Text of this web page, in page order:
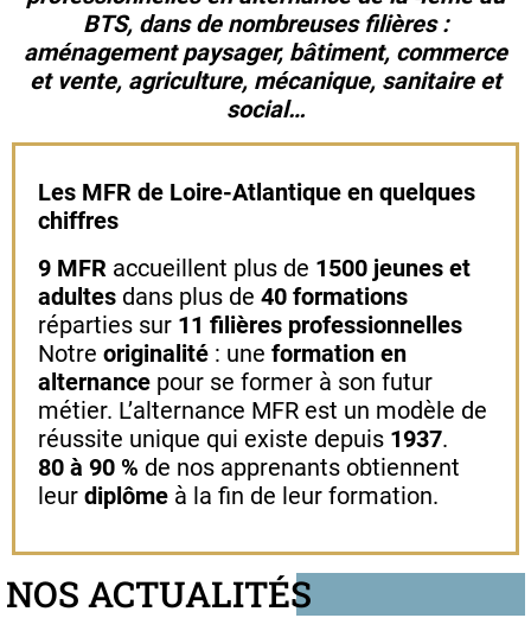
BTS, dans de nombreuses filières :
aménagement paysager, bâtiment, commerce
et vente, agriculture, mécanique, sanitaire et
social…
Les MFR de Loire-Atlantique en quelques
chiffres
9 MFR accueillent plus de 1500 jeunes et
adultes dans plus de 40 formations
réparties sur 11 filières professionnelles
Notre originalité : une formation en
alternance pour se former à son futur
métier. L’alternance MFR est un modèle de
réussite unique qui existe depuis 1937.
80 à 90 % de nos apprenants obtiennent
leur diplôme à la fin de leur formation.
NOS ACTUALITÉS